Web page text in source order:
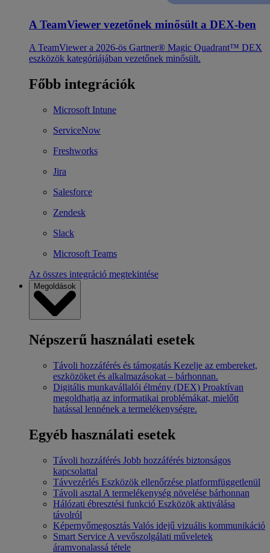
A TeamViewer vezetőnek minősült a DEX-ben
A TeamViewer a 2026-ös Gartner® Magic Quadrant™ DEX
eszközök kategóriájában vezetőnek minősült.
Főbb integrációk
Microsoft Intune
ServiceNow
Freshworks
Jira
Salesforce
Zendesk
Slack
Microsoft Teams
Az összes integráció megtekintése
Megoldások
Népszerű használati esetek
Távoli hozzáférés és támogatás Kezelje az embereket,
eszközöket és alkalmazásokat – bárhonnan.
Digitális munkavállalói élmény (DEX) Proaktívan
megoldhatja az informatikai problémákat, mielőtt
hatással lennének a termelékenységre.
Egyéb használati esetek
Távoli hozzáférés Jobb hozzáférés biztonságos
kapcsolattal
Távvezérlés Eszközök ellenőrzése platformfüggetlenül
Távoli asztal A termelékenység növelése bárhonnan
Hálózati ébresztési funkció Eszközök aktiválása
távolról
Képernyőmegosztás Valós idejű vizuális kommunikáció
Smart Service A vevőszolgálati műveletek
áramvonalassá tétele